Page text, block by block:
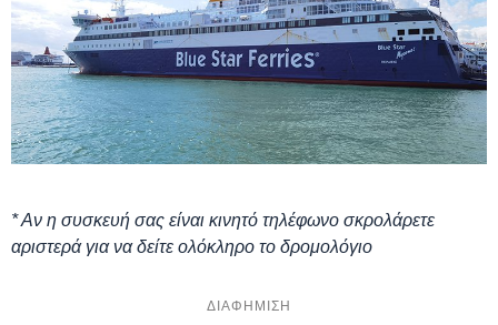
* Αν η συσκευή σας είναι κινητό τηλέφωνο σκρολάρετε
αριστερά για να δείτε ολόκληρο το δρομολόγιο